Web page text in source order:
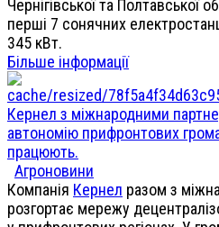
Чернігівської та Полтавської
перші 7 сонячних
345 кВт.
Більше інформації
Кернел з міжнародними
автономію прифронтових
працюють.
Агроновини
Компанія Кернел разом з
розгортає мережу